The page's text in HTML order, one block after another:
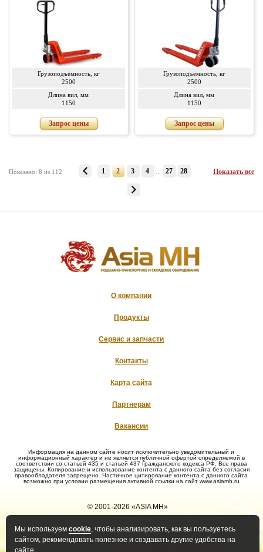
Грузоподъёмность, кг
2500
Длина вил, мм
1150
Запрос цены
Грузоподъёмность, кг
2500
Длина вил, мм
1150
Запрос цены
Показано: 8 из 112 Показать все
1 2 3 4 ... 27 28
Мы используем cookie, чтобы анализировать, как вы пользуетесь
сайтом, рекомендовать полезное и создавать другие удобства на
сайте
О компании
Продукты
Сервис и запчасти
Контакты
Карта сайта
Партнерам
Вакансии
Информация на данном сайте носит исключительно уведомительный и
информационный характер и не является публичной офертой определяемой в
соответствии со статьей 435 и статьей 437 Гражданского кодекса РФ. Все права
защищены. Копирование и использование контента с данного сайта без согласия
правообладателя запрещено. Частичное цитирование контента с данного сайта
возможно при условии размещения активной ссылки на сайт www.asiamh.ru
© 2001-2026 «ASIA MH»
Политика конфиденциальности
Политика оператора в
отношении обработки ПД